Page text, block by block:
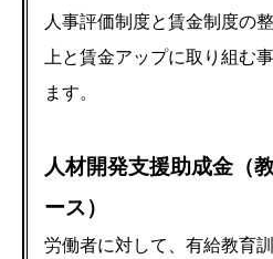
人事評価制度と賃金制度の
上と賃金アップに取り組む
ます。
人材開発支援助成金（
ース）
労働者に対して、有給教育